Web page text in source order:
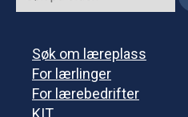
Søk om læreplass
For lærlinger
For lærebedrifter
KIT